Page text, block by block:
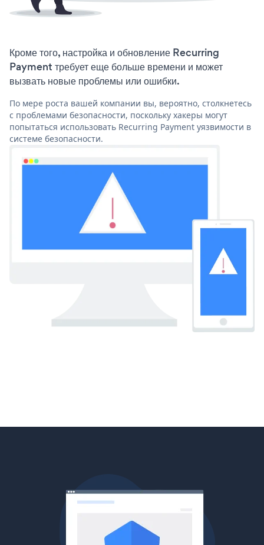
Кроме того, настройка и обновление Recurring
Payment требует еще больше времени и может
вызвать новые проблемы или ошибки.
По мере роста вашей компании вы, вероятно, столкнетесь
с проблемами безопасности, поскольку хакеры могут
попытаться использовать Recurring Payment уязвимости в
системе безопасности.